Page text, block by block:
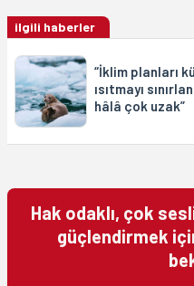
ilgili haberler
“İklim planları
ısıtmayı
hâlâ çok uzak”
Hak odaklı, çok
güçlendirmek